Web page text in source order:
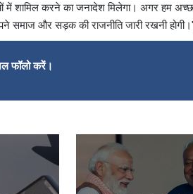
शामिल करने का जनादेश मिलेगा। अगर हम अच्छा
समाज और सड़क की राजनीति जारी रखनी
फॉलो करें।